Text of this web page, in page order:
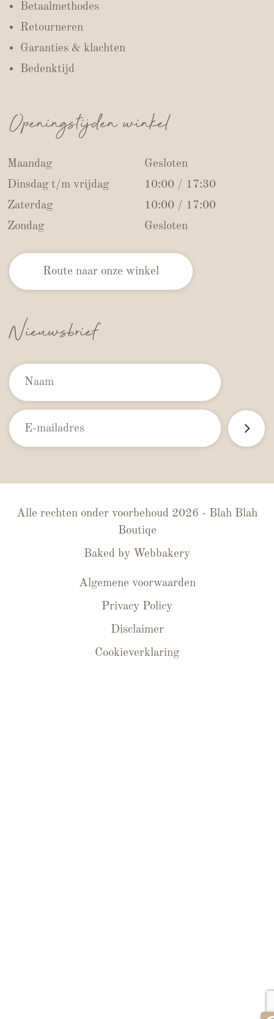
Betaalmethodes
Retourneren
Garanties & klachten
Bedenktijd
Openingstijden winkel
Maandag
Gesloten
Dinsdag t/m vrijdag
10:00 / 17:30
Zaterdag
10:00 / 17:00
Zondag
Gesloten
Route naar onze winkel
Nieuwsbrief
Alle rechten onder voorbehoud 2026 - Blah Blah
Boutiqe
Baked by Webbakery
Algemene voorwaarden
Privacy Policy
Disclaimer
Cookieverklaring